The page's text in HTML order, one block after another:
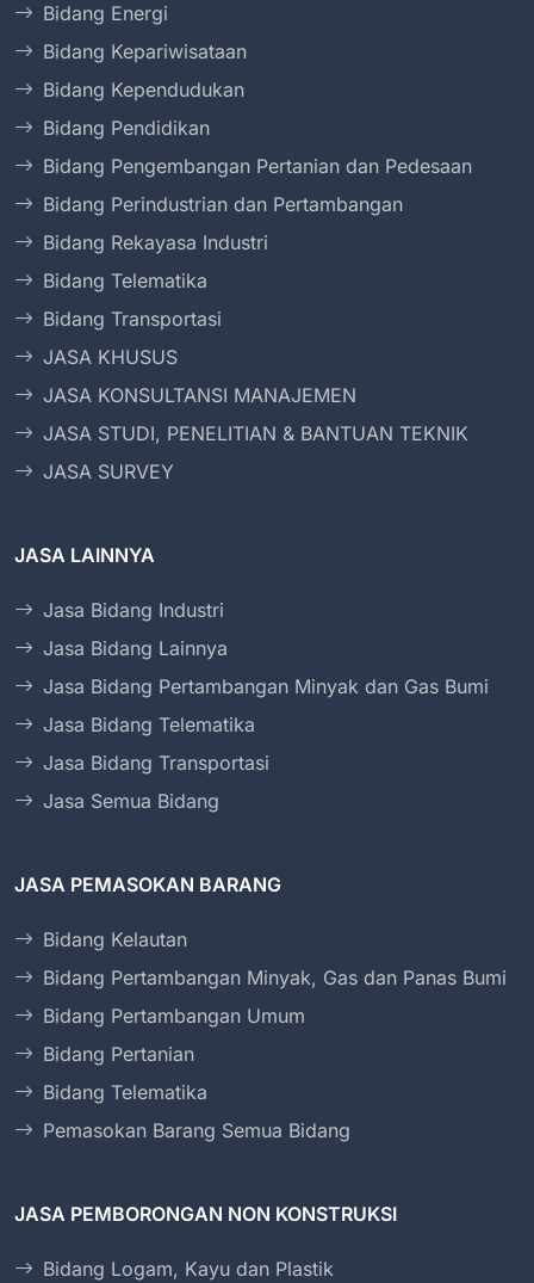
Bidang Energi
Bidang Kepariwisataan
Bidang Kependudukan
Bidang Pendidikan
Bidang Pengembangan Pertanian dan Pedesaan
Bidang Perindustrian dan Pertambangan
Bidang Rekayasa Industri
Bidang Telematika
Bidang Transportasi
JASA KHUSUS
JASA KONSULTANSI MANAJEMEN
JASA STUDI, PENELITIAN & BANTUAN TEKNIK
JASA SURVEY
JASA LAINNYA
Jasa Bidang Industri
Jasa Bidang Lainnya
Jasa Bidang Pertambangan Minyak dan Gas Bumi
Jasa Bidang Telematika
Jasa Bidang Transportasi
Jasa Semua Bidang
JASA PEMASOKAN BARANG
Bidang Kelautan
Bidang Pertambangan Minyak, Gas dan Panas Bumi
Bidang Pertambangan Umum
Bidang Pertanian
Bidang Telematika
Pemasokan Barang Semua Bidang
JASA PEMBORONGAN NON KONSTRUKSI
Bidang Logam, Kayu dan Plastik